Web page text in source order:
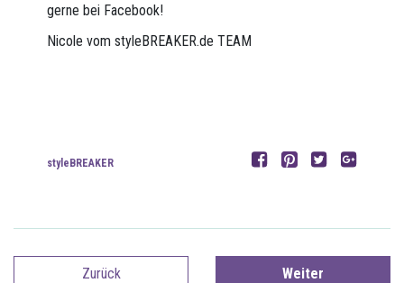
gerne bei Facebook!
Nicole vom styleBREAKER.de TEAM
styleBREAKER
Zurück Weiter